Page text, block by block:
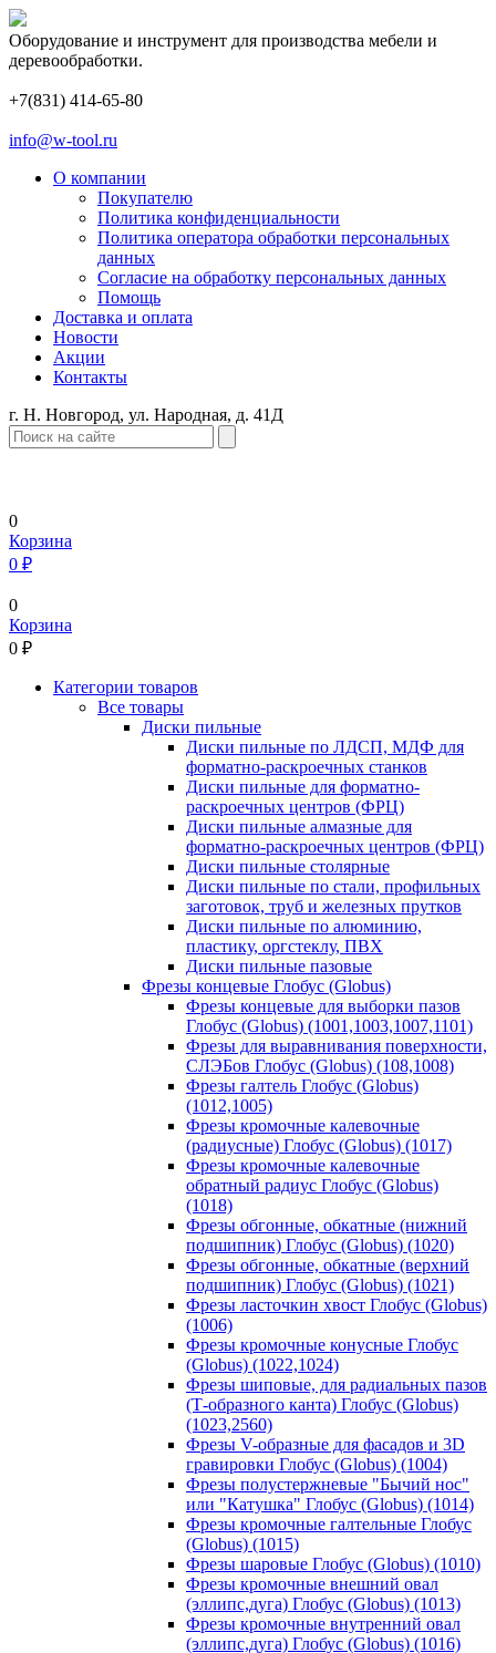
Оборудование и инструмент для производства мебели и
деревообработки.
+7(831) 414-65-80
info@w-tool.ru
О компании
Покупателю
Политика конфиденциальности
Политика оператора обработки персональных
данных
Согласие на обработку персональных данных
Помощь
Доставка и оплата
Новости
Акции
Контакты
г. Н. Новгород, ул. Народная, д. 41Д
0
Корзина
0 ₽
0
Корзина
0 ₽
Категории товаров
Все товары
Диски пильные
Диски пильные по ЛДСП, МДФ для
форматно-раскроечных станков
Диски пильные для форматно-
раскроечных центров (ФРЦ)
Диски пильные алмазные для
форматно-раскроечных центров (ФРЦ)
Диски пильные столярные
Диски пильные по стали, профильных
заготовок, труб и железных прутков
Диски пильные по алюминию,
пластику, оргстеклу, ПВХ
Диски пильные пазовые
Фрезы концевые Глобус (Globus)
Фрезы концевые для выборки пазов
Глобус (Globus) (1001,1003,1007,1101)
Фрезы для выравнивания поверхности,
СЛЭБов Глобус (Globus) (108,1008)
Фрезы галтель Глобус (Globus)
(1012,1005)
Фрезы кромочные калевочные
(радиусные) Глобус (Globus) (1017)
Фрезы кромочные калевочные
обратный радиус Глобус (Globus)
(1018)
Фрезы обгонные, обкатные (нижний
подшипник) Глобус (Globus) (1020)
Фрезы обгонные, обкатные (верхний
подшипник) Глобус (Globus) (1021)
Фрезы ласточкин хвост Глобус (Globus)
(1006)
Фрезы кромочные конусные Глобус
(Globus) (1022,1024)
Фрезы шиповые, для радиальных пазов
(Т-образного канта) Глобус (Globus)
(1023,2560)
Фрезы V-образные для фасадов и 3D
гравировки Глобус (Globus) (1004)
Фрезы полустержневые "Бычий нос"
или "Катушка" Глобус (Globus) (1014)
Фрезы кромочные галтельные Глобус
(Globus) (1015)
Фрезы шаровые Глобус (Globus) (1010)
Фрезы кромочные внешний овал
(эллипс,дуга) Глобус (Globus) (1013)
Фрезы кромочные внутренний овал
(эллипс,дуга) Глобус (Globus) (1016)